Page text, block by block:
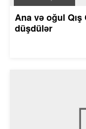
Ana və oğul Qış
düşdülər